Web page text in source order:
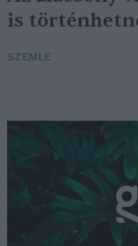
is
SZEMLE